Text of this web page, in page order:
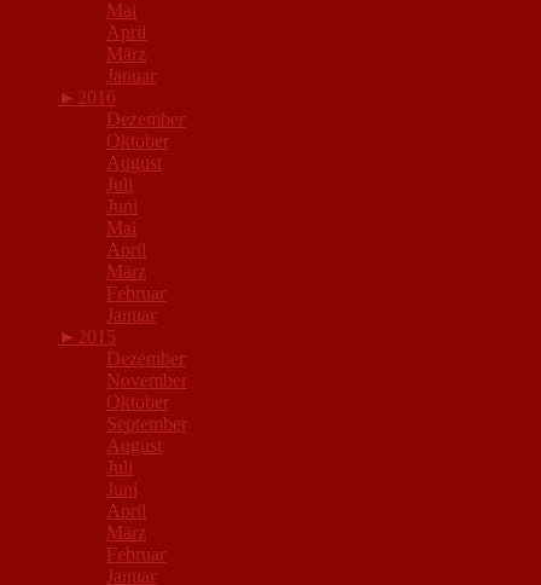
Mai
April
März
Januar
► 2016
Dezember
Oktober
August
Juli
Juni
Mai
April
März
Februar
Januar
► 2015
Dezember
November
Oktober
September
August
Juli
Juni
April
März
Februar
Januar